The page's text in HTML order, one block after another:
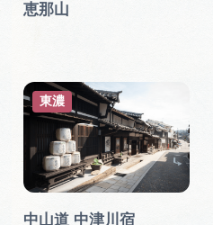
恵那山
中山道 中津川宿
東濃